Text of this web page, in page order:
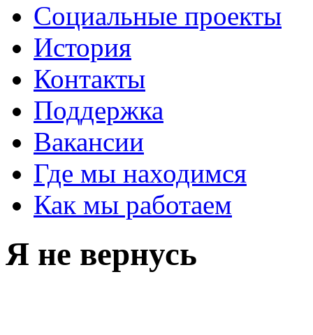
Социальные проекты
История
Контакты
Поддержка
Вакансии
Где мы находимся
Как мы работаем
Я не вернусь